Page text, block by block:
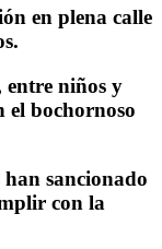
en plena calle
entre niños y
el bochornoso
sancionado
con la